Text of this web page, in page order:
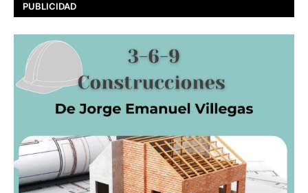
PUBLICIDAD